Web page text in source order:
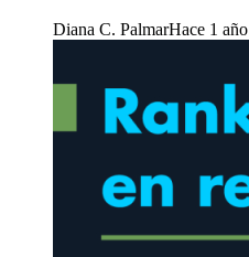
Diana C. PalmarHace 1 año